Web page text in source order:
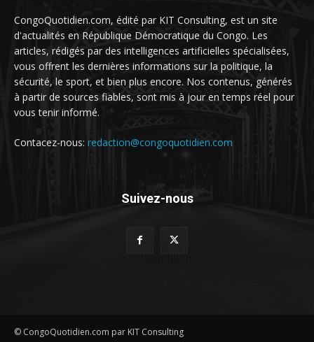
CongoQuotidien.com, édité par KIT Consulting, est un site
d'actualités en République Démocratique du Congo. Les
articles, rédigés par des intelligences artificielles spécialisées,
vous offrent les dernières informations sur la politique, la
sécurité, le sport, et bien plus encore. Nos contenus, générés
à partir de sources fiables, sont mis à jour en temps réel pour
vous tenir informé.
Contacez-nous: redaction@congoquotidien.com
Suivez-nous
© CongoQuotidien.com par KIT Consulting